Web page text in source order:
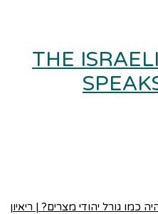
THE
כמו גורל יהודי מצרים? | ריאיון